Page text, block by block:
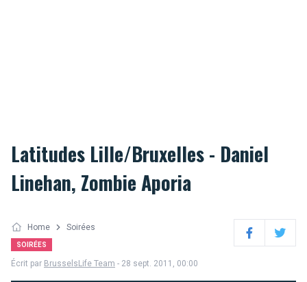
Latitudes Lille/Bruxelles - Daniel
Linehan, Zombie Aporia
Home Soirées
SOIRÉES FacebookTwitter
Écrit par BrusselsLife Team - 28 sept. 2011, 00:00